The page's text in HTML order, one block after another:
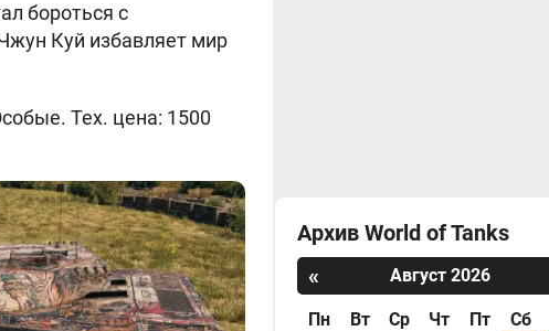
бороться с
Куй избавляет мир
Тех. цена: 1500
Архив World of Tanks
«
Август 2026
Пн Вт Ср Чт Пт
Сб